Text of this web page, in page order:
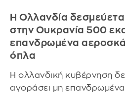
Η Ολλανδία
στην Ουκρανία 500
επανδρωμένα
όπλα
Η ολλανδική κυβέρνηση
αγοράσει μη